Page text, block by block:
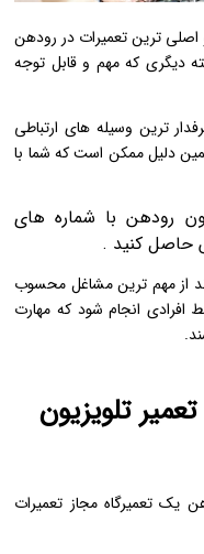
ترین تعمیرات در رودهن
دیگری که مهم و قابل توجه
ترین وسیله های ارتباطی
دلیل ممکن است که شما با
رودهن با شماره های
حاصل کنید .
از مهم ترین مشاغل محسوب
افرادی انجام شود که مهارت
تلویزیون
یک تعمیرگاه مجاز تعمیرات